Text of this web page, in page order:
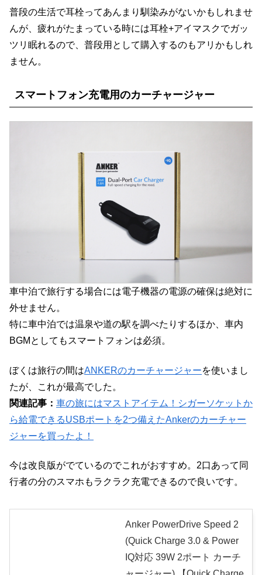
普段の生活で耳栓ってあんまり馴染みがないかもしれませ
んが、疲れがたまっている時には耳栓+アイマスクでガッ
ツリ眠れるので、普段用として購入するのもアリかもしれ
ません。
スマートフォン充電用のカーチャージャー
車中泊で旅行する場合には電子機器の電源の確保は絶対に
外せません。
特に車中泊では温泉や道の駅を調べたりするほか、車内
BGMとしてもスマートフォンは必須。
ぼくは旅行の間はANKERのカーチャージャーを使いまし
たが、これが最高でした。
関連記事： 車の旅にはマストアイテム！シガーソケットか
ら給電できるUSBポートを2つ備えたAnkerのカーチャー
ジャーを買ったよ！
今は改良版がでているのでこれがおすすめ。2口あって同
行者の分のスマホもラクラク充電できるので良いです。
Anker PowerDrive Speed 2
(Quick Charge 3.0 & Power
IQ対応 39W 2ポート カーチ